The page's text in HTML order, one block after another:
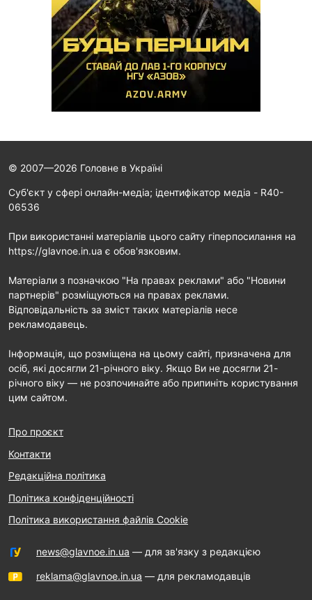
© 2007—2026 Головне в Україні
Cуб'єкт у сфері онлайн-медіа; ідентифікатор медіа - R40-
06536
При використанні матеріалів цього сайту гіперпосилання на
https://glavnoe.in.ua є обов'язковим.
Матеріали з позначкою "На правах реклами" або "Новини
партнерів" розміщуються на правах реклами.
Відповідальність за зміст таких матеріалів несе
рекламодавець.
Інформація, що розміщена на цьому сайті, призначена для
осіб, які досягли 21-річного віку. Якщо Ви не досягли 21-
річного віку — не розпочинайте або припиніть користування
цим сайтом.
Про проєкт
Контакти
Редакційна політика
Політика конфіденційності
Політика використання файлів Cookie
news@glavnoe.in.ua — для зв'язку з редакцією
reklama@glavnoe.in.ua — для рекламодавців